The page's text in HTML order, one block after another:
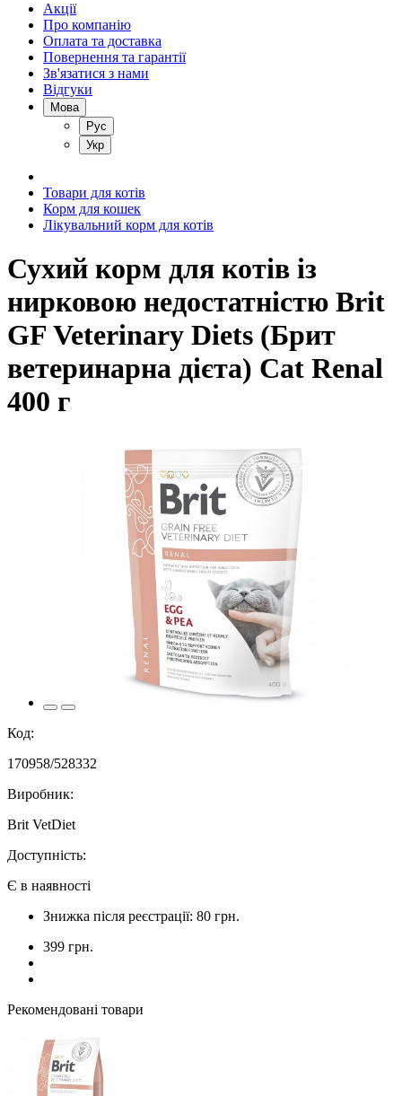
Акції
Про компанію
Оплата та доставка
Повернення та гарантії
Зв'язатися з нами
Відгуки
Мова
Рус
Укр
Товари для котів
Корм для кошек
Лікувальний корм для котів
Сухий корм для котів із
нирковою недостатністю Brit
GF Veterinary Diets (Брит
ветеринарна дієта) Cat Renal
400 г
Код:
170958/528332
Виробник:
Brit VetDiet
Доступність:
Є в наявності
Знижка після реєстрації: 80 грн.
399 грн.
Рекомендовані товари